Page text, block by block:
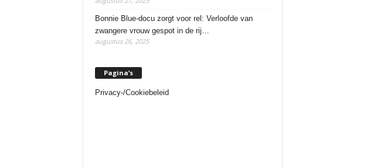
Bonnie Blue-docu zorgt voor rel: Verloofde van
zwangere vrouw gespot in de rij…
augustus 26, 2025
Pagina’s
Privacy-/Cookiebeleid